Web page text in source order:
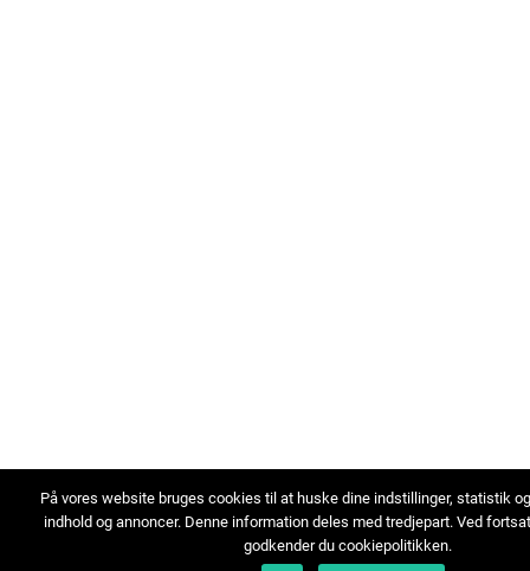
På vores website bruges cookies til at huske dine indstillinger, statistik
indhold og annoncer. Denne information deles med tredjepart. Ved
godkender du cookiepolitikken.